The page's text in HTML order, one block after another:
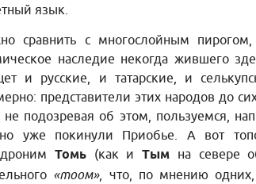
язык.
сравнить с многослойным
наследие некогда жившего
и русские, и татарские, и
представители этих народов до
подозревая об этом, пользуемся,
уже покинули Приобье. А вот
Томь(как иТым на севере
«тоом», что, по мнению одних,